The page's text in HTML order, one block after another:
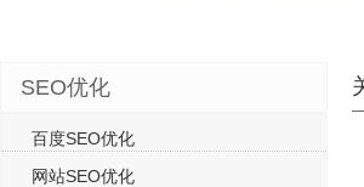
SEO优化
百度SEO优化
网站SEO优化